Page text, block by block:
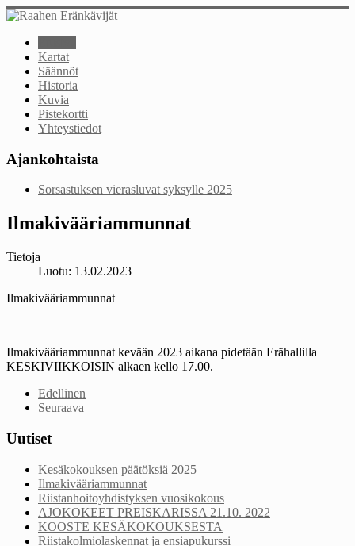
Kartat
Säännöt
Historia
Kuvia
Pistekortti
Yhteystiedot
Ajankohtaista
Sorsastuksen vierasluvat syksylle 2025
Ilmakivääriammunnat
Tietoja
Luotu: 13.02.2023
Ilmakivääriammunnat
Ilmakivääriammunnat kevään 2023 aikana pidetään Erähallilla
KESKIVIIKKOISIN alkaen kello 17.00.
Edellinen
Seuraava
Uutiset
Kesäkokouksen päätöksiä 2025
Ilmakivääriammunnat
Riistanhoitoyhdistyksen vuosikokous
AJOKOKEET PREISKARISSA 21.10. 2022
KOOSTE KESÄKOKOUKSESTA
Riistakolmiolaskennat ja ensiapukurssi